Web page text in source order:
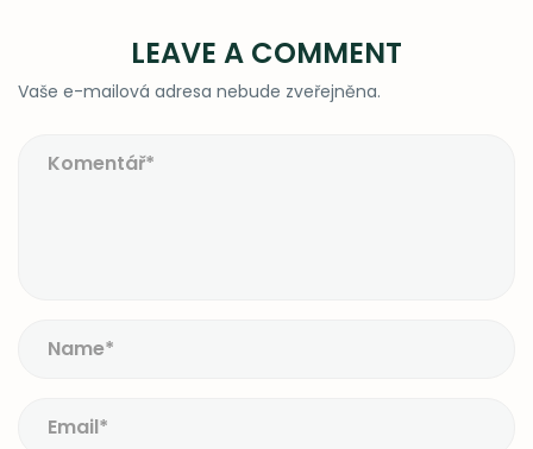
LEAVE A COMMENT
Vaše e-mailová adresa nebude zveřejněna.